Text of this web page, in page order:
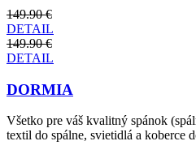
149.90 €
DETAIL
149.90 €
DETAIL
DORMIA
Všetko pre váš kvalitný spánok
textil do spálne, svietidlá a koberce